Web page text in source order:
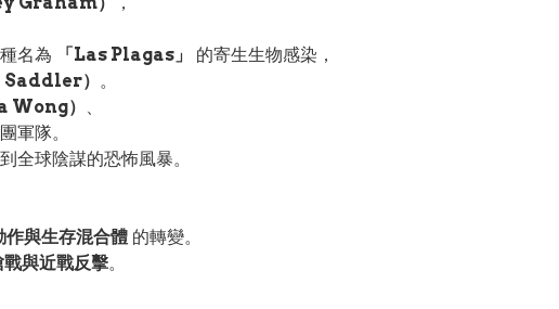
名為 「Las Plagas」
的寄生生物感染，
） 。
Wong） 、
軍隊。
全球陰謀的恐怖風暴。
作與生存混合體 的轉變。
與近戰反擊。